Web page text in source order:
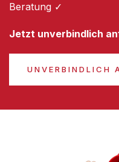
Beratung ✓
Jetzt unverbindlich
UNVERBINDLICH